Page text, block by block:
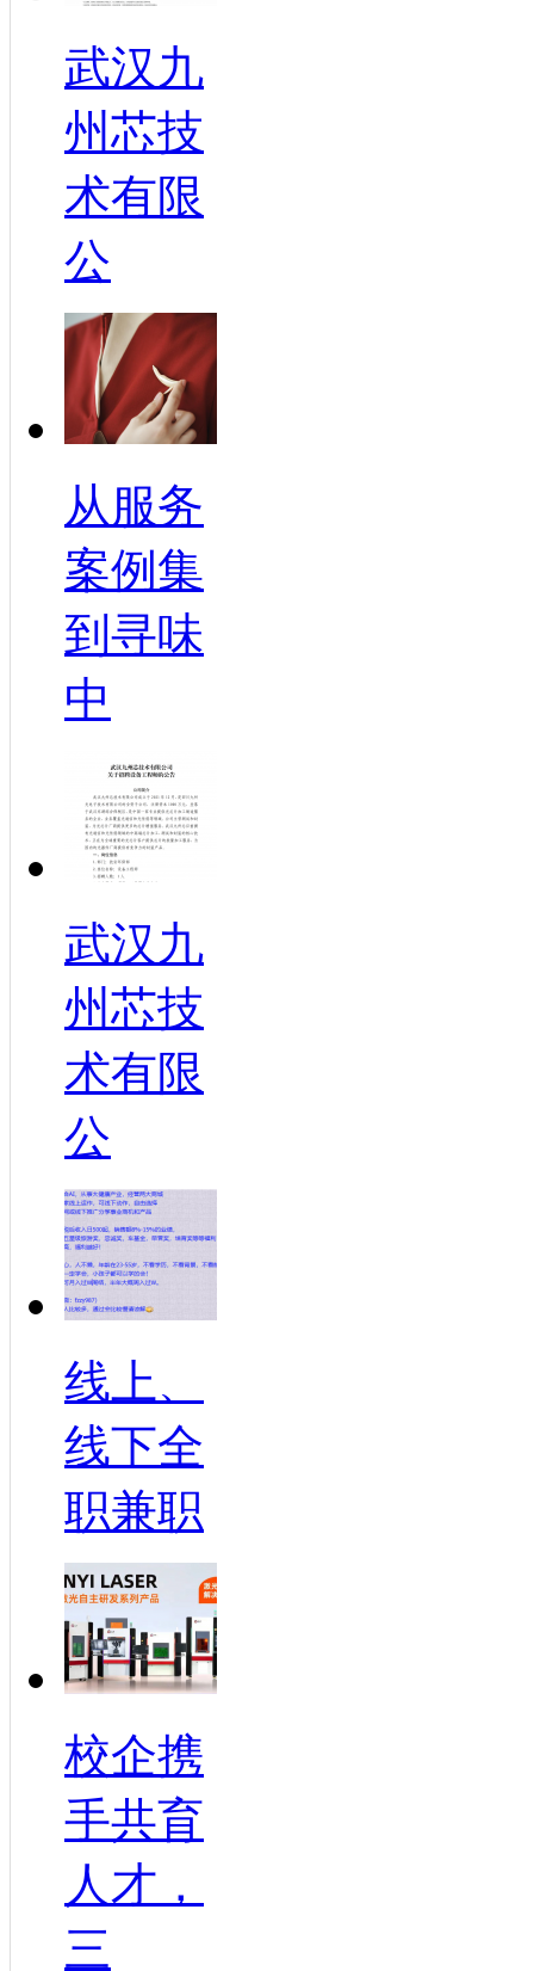
武汉九
州芯技
术有限
公
从服务
案例集
到寻味
中
武汉九
州芯技
术有限
公
线上、
线下全
职兼职
校企携
手共育
人才，
三